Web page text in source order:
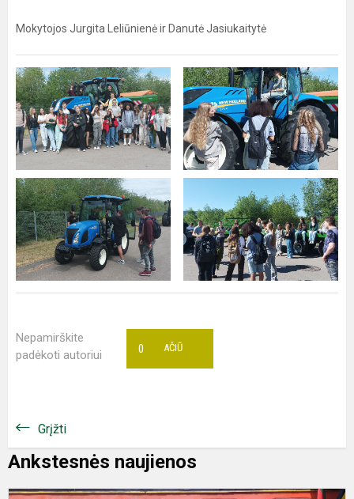
Mokytojos Jurgita Leliūnienė ir Danutė Jasiukaitytė
Nepamirškite
padėkoti autoriui
AČIŪ
0
Grįžti
Ankstesnės naujienos